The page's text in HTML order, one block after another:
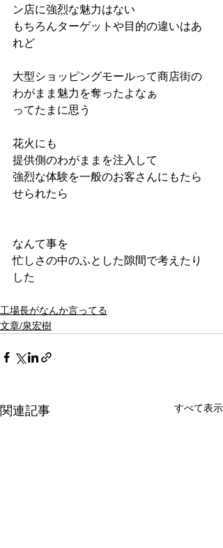
ン店に強烈な魅力はない
もちろんターゲットや目的の違いはあ
れど
大型ショッピングモールって商店街の
わがまま魅力を奪ったよなぁ
ってたまに思う
花火にも
提供側のわがままを注入して
強烈な体験を一般のお客さんにもたら
せられたら
なんて事を
忙しさの中のふとした隙間で考えたり
した
工場長がなんか言ってる
文章/泉宏樹
関連記事 すべて表示